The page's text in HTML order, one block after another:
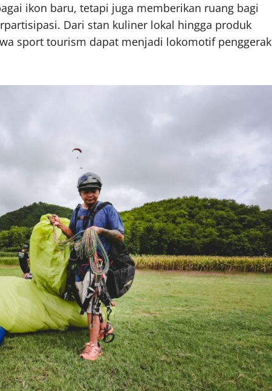
ikon baru, tetapi juga memberikan ruang bagi
Dari stan kuliner lokal hingga produk
sport tourism dapat menjadi lokomotif penggerak